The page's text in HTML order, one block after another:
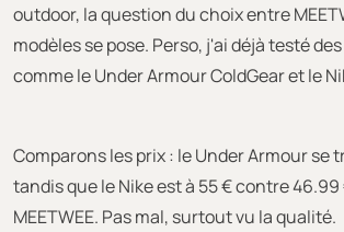
outdoor, la question du choix entre
modèles se pose. Perso, j'ai déjà testé
comme le Under Armour ColdGear et le
Comparons les prix : le Under Armour se
tandis que le Nike est à 55 € contre
MEETWEE. Pas mal, surtout vu la qualité.